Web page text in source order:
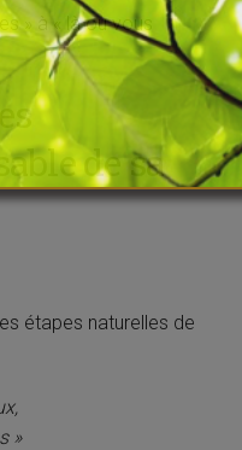
» à « là où vous
de sa
étapes naturelles de
»